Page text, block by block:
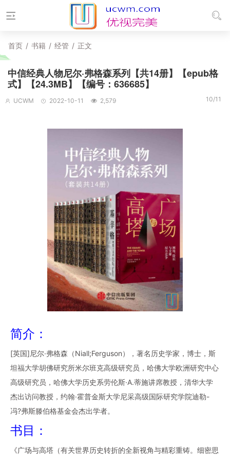
首页 / 书籍 / 经管 / 正文
中信经典人物尼尔·弗格森系列【共14册】【epub格
式】【24.3MB】【编号：636685】
UCWM 2022-10-11 2,579 10/11
简介：
[英国]尼尔·弗格森（Niall;Ferguson），著名历史学家，博士，斯
坦福大学胡佛研究所米尔班克高级研究员，哈佛大学欧洲研究中心
高级研究员，哈佛大学历史系劳伦斯·A.蒂施讲席教授，清华大学
杰出访问教授，约翰·霍普金斯大学尼采高级国际研究学院迪勒-
冯?弗斯滕伯格基金会杰出学者。
书目：
《广场与高塔（有关世界历史转折的全新视角与精彩重铸。细密思